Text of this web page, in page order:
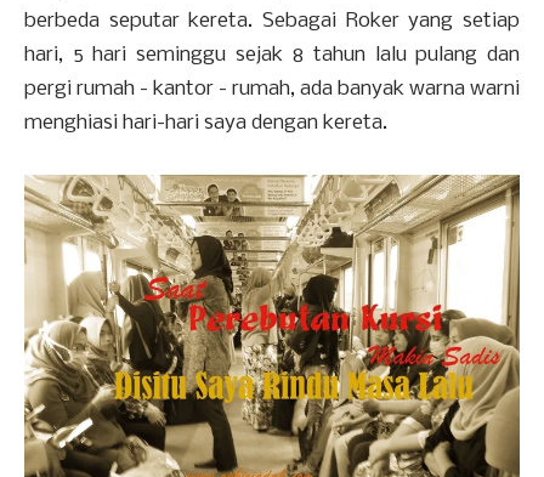
berbeda seputar kereta. Sebagai Roker yang setiap
hari, 5 hari seminggu sejak 8 tahun lalu pulang dan
pergi rumah - kantor - rumah, ada banyak warna warni
menghiasi hari-hari saya dengan kereta.